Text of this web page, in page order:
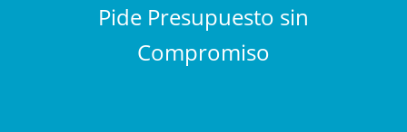
Pide Presupuesto sin
Compromiso